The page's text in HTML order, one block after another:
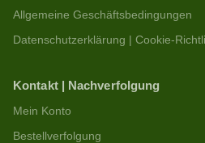
Allgemeine Geschäftsbedingungen
Datenschutzerklärung | Cookie-
Kontakt | Nachverfolgung
Mein Konto
Bestellverfolgung